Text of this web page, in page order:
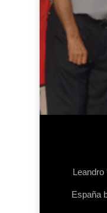
Leandro
España